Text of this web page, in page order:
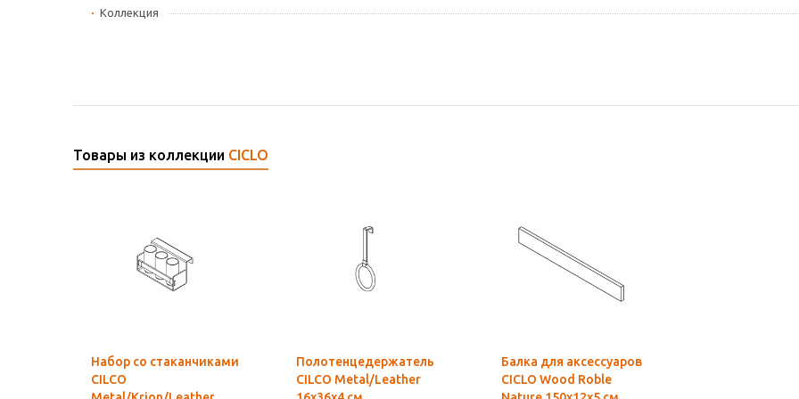
Коллекция
Товары из коллекции CICLO
Набор со стаканчиками
CILCO
Полотенцедержатель
CILCO Metal/Leather
Балка для аксессуаров
CICLO Wood Roble